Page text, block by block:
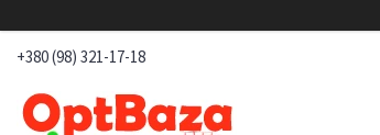
+380 (98) 321-17-18